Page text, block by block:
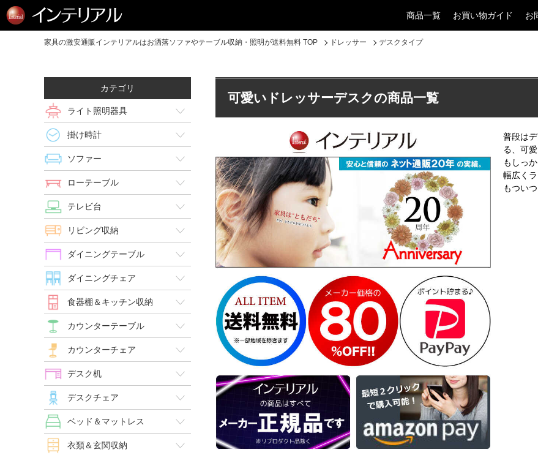
商品一覧 お買い物ガイド お
家具の激安通販インテリアルはお洒落ソファやテーブル収納・照明が送料無料 TOP ドレッサー デスクタイプ
可愛いドレッサーデスクの商品一覧
普段は
る、可
もしっ
幅広く
もつい
カテゴリ
ライト照明器具
掛け時計
ソファー
ローテーブル
テレビ台
リビング収納
ダイニングテーブル
ダイニングチェア
食器棚＆キッチン収納
カウンターテーブル
カウンターチェア
デスク机
デスクチェア
ベッド＆マットレス
衣類＆玄関収納